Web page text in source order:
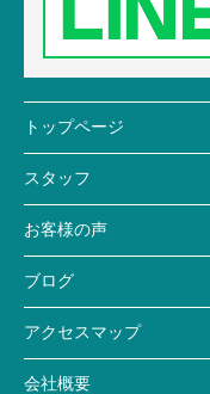
トップページ
スタッフ
お客様の声
ブログ
アクセスマップ
会社概要